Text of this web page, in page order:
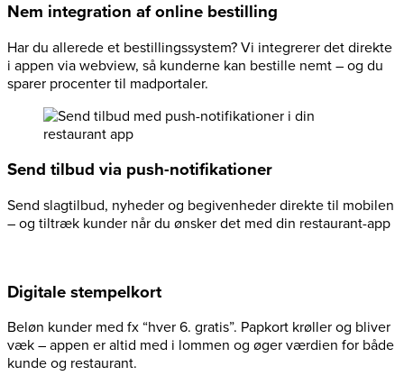
Nem integration af online bestilling
Har du allerede et bestillingssystem? Vi integrerer det direkte
i appen via webview, så kunderne kan bestille nemt – og du
sparer procenter til madportaler.
Send tilbud via push-notifikationer
Send slagtilbud, nyheder og begivenheder direkte til mobilen
– og tiltræk kunder når du ønsker det med din restaurant-app
Digitale stempelkort
Beløn kunder med fx “hver 6. gratis”. Papkort krøller og bliver
væk – appen er altid med i lommen og øger værdien for både
kunde og restaurant.